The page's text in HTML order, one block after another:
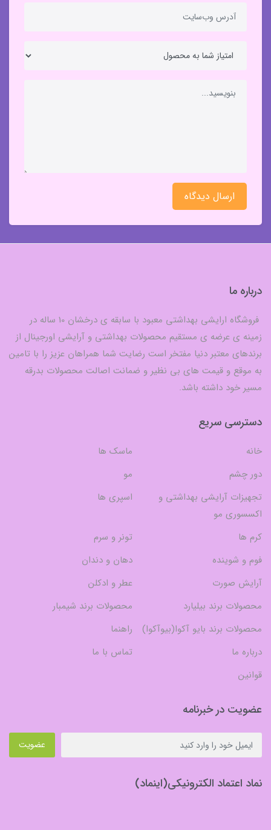
ارسال دیدگاه
درباره ما
فروشگاه ارایشی بهداشتی معبود با سابقه ی درخشان 10 ساله در
زمینه ی عرضه ی مستقیم محصولات بهداشتی و آرایشی اورجینال از
برندهای معتبر دنیا مفتخر است رضایت شما همراهان عزیز را با تامین
به موقع و قیمت های بی نظیر و ضمانت اصالت محصولات بدرقه
مسیر خود داشته باشد.
دسترسی سریع
خانه
ماسک ها
دور چشم
مو
تجهیزات آرایشی بهداشتی و
اکسسوری مو
اسپری ها
کرم ها
تونر و سرم
فوم و شوینده
دهان و دندان
آرایش صورت
عطر و ادکلن
محصولات برند بیلیارد
محصولات برند شیمبار
محصولات برند بایو آکوا(بیوآکوا)
راهنما
درباره ما
تماس با ما
قوانین
عضویت در خبرنامه
عضویت
نماد اعتماد الکترونیکی(اینماد)